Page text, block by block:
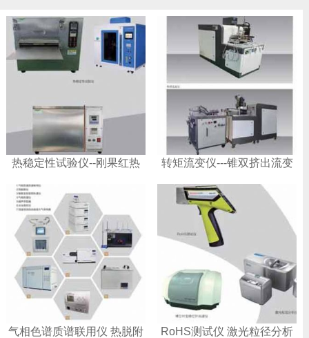
热稳定性试验仪--刚果红热
转矩流变仪---锥双挤出流变
气相色谱质谱联用仪 热脱附
RoHS测试仪 激光粒径分析